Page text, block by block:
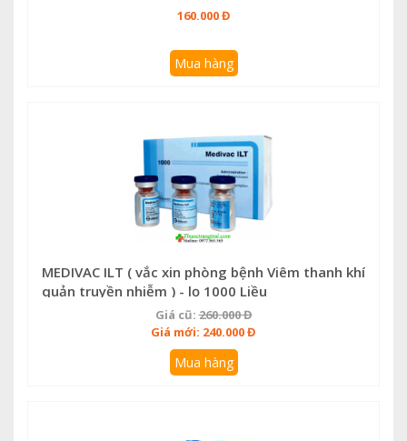
160.000 Đ
Mua hàng
MEDIVAC ILT ( vắc xin phòng bệnh Viêm thanh khí
quản truyền nhiễm ) - lọ 1000 Liều
Giá cũ:260.000 Đ
Giá mới: 240.000 Đ
Mua hàng